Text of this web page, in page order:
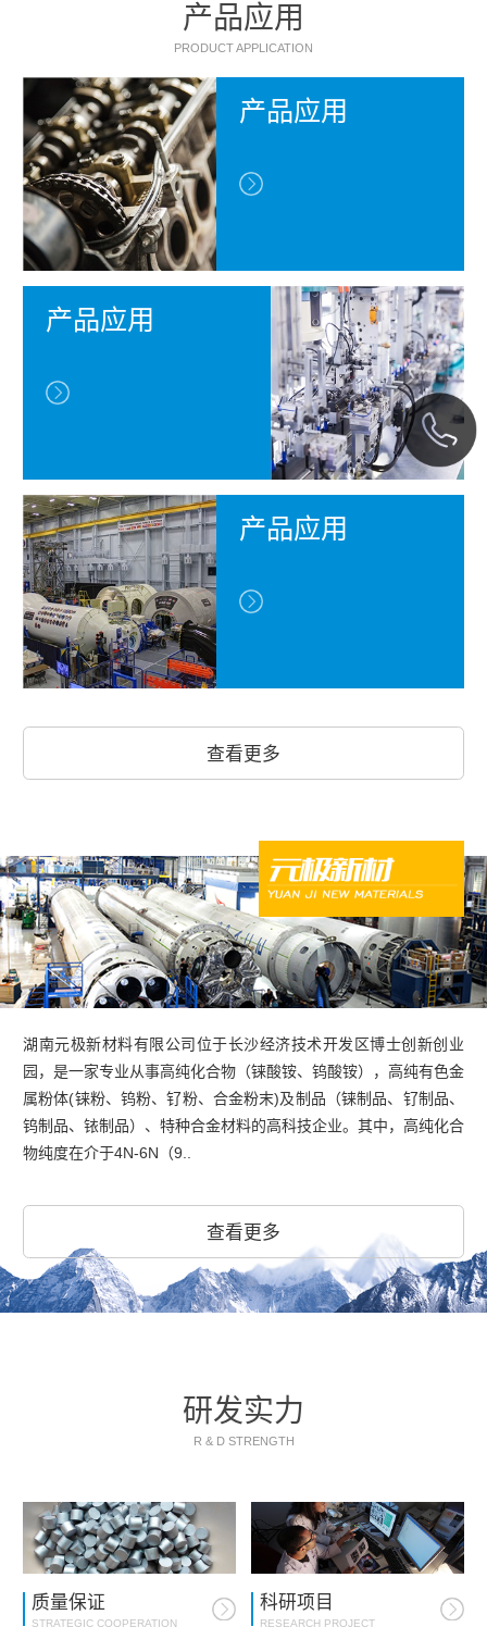
产品应用
PRODUCT APPLICATION
产品应用
产品应用
产品应用
查看更多
湖南元极新材料有限公司位于长沙经济技术开发区博士创新创业
园，是一家专业从事高纯化合物（铼酸铵、钨酸铵），高纯有色金
属粉体(铼粉、钨粉、钌粉、合金粉末)及制品（铼制品、钌制品、
钨制品、铱制品）、特种合金材料的高科技企业。其中，高纯化合
物纯度在介于4N-6N（9..
查看更多
研发实力
R & D STRENGTH
质量保证
STRATEGIC COOPERATION
科研项目
RESEARCH PROJECT